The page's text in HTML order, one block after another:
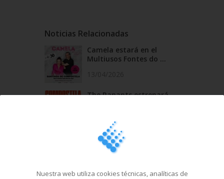
Noticias Relacionadas
Camela estará en el
Multiusos Fontes do ...
The Rapants estrenará
12/01/2026
Fito & Fitipaldis:
información impo...
Nuestra web utiliza cookies técnicas, analíticas de